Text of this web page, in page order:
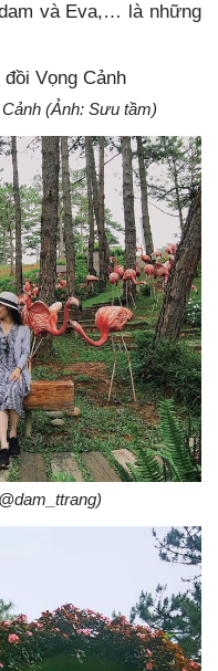
và Eva,… là những
(Ảnh: Sưu tầm)